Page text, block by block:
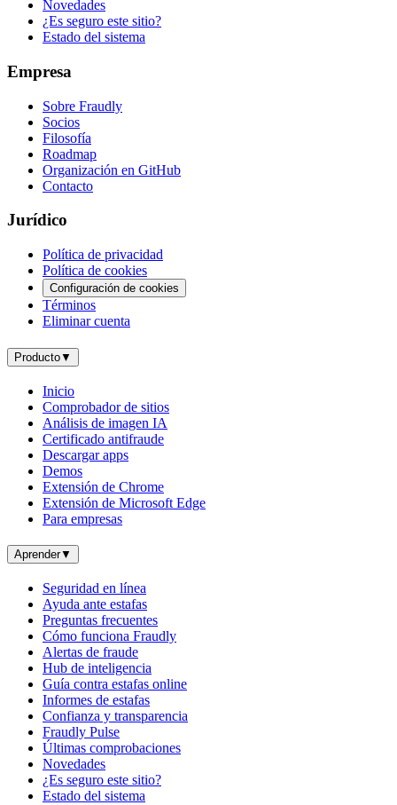
Novedades
¿Es seguro este sitio?
Estado del sistema
Empresa
Sobre Fraudly
Socios
Filosofía
Roadmap
Organización en GitHub
Contacto
Jurídico
Política de privacidad
Política de cookies
Configuración de cookies
Términos
Eliminar cuenta
Producto▼
Inicio
Comprobador de sitios
Análisis de imagen IA
Certificado antifraude
Descargar apps
Demos
Extensión de Chrome
Extensión de Microsoft Edge
Para empresas
Aprender▼
Seguridad en línea
Ayuda ante estafas
Preguntas frecuentes
Cómo funciona Fraudly
Alertas de fraude
Hub de inteligencia
Guía contra estafas online
Informes de estafas
Confianza y transparencia
Fraudly Pulse
Últimas comprobaciones
Novedades
¿Es seguro este sitio?
Estado del sistema